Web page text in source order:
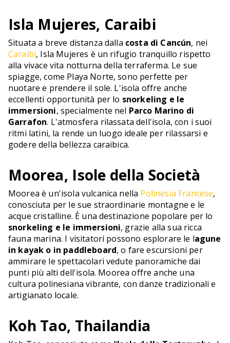
Isla Mujeres, Caraibi
Situata a breve distanza dalla costa di Cancún, nei
Caraibi, Isla Mujeres è un rifugio tranquillo rispetto
alla vivace vita notturna della terraferma. Le sue
spiagge, come Playa Norte, sono perfette per
nuotare e prendere il sole. L'isola offre anche
eccellenti opportunità per lo snorkeling e le
immersioni, specialmente nel Parco Marino di
Garrafon. L'atmosfera rilassata dell'isola, con i suoi
ritmi latini, la rende un luogo ideale per rilassarsi e
godere della bellezza caraibica.
Moorea, Isole della Società
Moorea è un'isola vulcanica nella Polinesia Francese,
conosciuta per le sue straordinarie montagne e le
acque cristalline. È una destinazione popolare per lo
snorkeling e le immersioni, grazie alla sua ricca
fauna marina. I visitatori possono esplorare le lagune
in kayak o in paddleboard, o fare escursioni per
ammirare le spettacolari vedute panoramiche dai
punti più alti dell'isola. Moorea offre anche una
cultura polinesiana vibrante, con danze tradizionali e
artigianato locale.
Koh Tao, Thailandia